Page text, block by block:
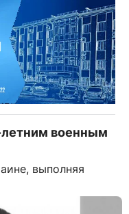
летним военным
выполняя